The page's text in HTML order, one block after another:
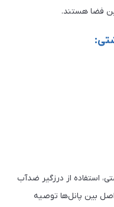
فضا هستند.
استفاده از درزگیر ضدآب
بین پانل‌ها توصیه